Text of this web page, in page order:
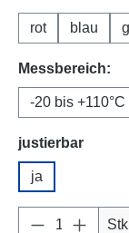
rot blau
Messbereich:
-20 bis +110°C
justierbar
ja
Produkt Stk